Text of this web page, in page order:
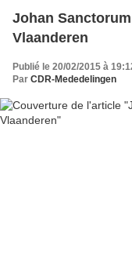
Johan
Vlaanderen
Publié le 20/02/2015 à
Par CDR-Mededelingen